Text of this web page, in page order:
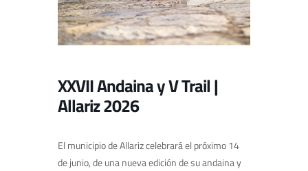
XXVII Andaina y V Trail |
Allariz 2026
El municipio de Allariz celebrará el próximo 14
de junio, de una nueva edición de su andaina y